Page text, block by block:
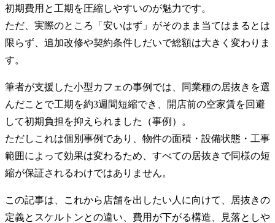
初期費用と工期を圧縮しやすいのが魅力です。
ただ、実際のところ「安いはず」がそのまま当てはまるとは
限らず、追加改修や契約条件しだいで総額は大きく変わりま
す。
筆者が支援した小型カフェの事例では、同業種の居抜きを選
んだことで工期を約3週間短縮でき、開店前の空家賃を回避
して初期負担を抑えられました（事例）。
ただしこれは個別事例であり、物件の面積・設備状態・工事
範囲によって効果は変わるため、すべての居抜きで同様の短
縮が保証されるわけではありません。
この記事は、これから店舗を出したい人に向けて、居抜きの
定義とスケルトンとの違い、費用が下がる構造、見落としや